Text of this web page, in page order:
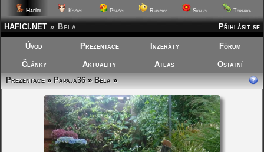
Hafíci Kočičí Ptáčci Rybičky Skalky Terárka
Přihlásit se
HAFICI.NET » Bela
Úvod Prezentace Inzeráty Fórum
Články Aktuality Atlas
Ostatní
Prezentace»Papaja36»Bela»